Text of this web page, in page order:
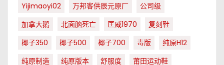
Yijimaoyi02
万邦客供辰元原厂
公司级
加拿大鹅
北面脑死亡 匡威1970
复刻鞋
椰子350
椰子500 椰子700 毒版
纯原H12
纯原制造
纯原版本 舒服度
莆田运动鞋